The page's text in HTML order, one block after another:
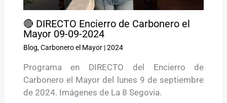
🔴 DIRECTO Encierro de Carbonero el
Mayor 09-09-2024
Blog,Carbonero el Mayor|2024
Programa en DIRECTO del Encierro de
Carbonero el Mayor del lunes 9 de septiembre
de 2024. Imágenes de La 8 Segovia.